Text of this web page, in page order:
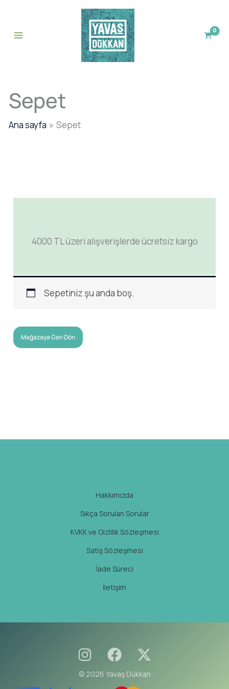
Sepet
Ana sayfa Sepet
4000 TL üzeri alışverişlerde ücretsiz kargo
Sepetiniz şu anda boş.
Mağazaya Geri Dön
Hakkımızda
Sıkça Sorulan Sorular
KVKK ve Gizlilik Sözleşmesi
Satış Sözleşmesi
İade Süreci
İletişim
© 2026 Yavaş Dükkan